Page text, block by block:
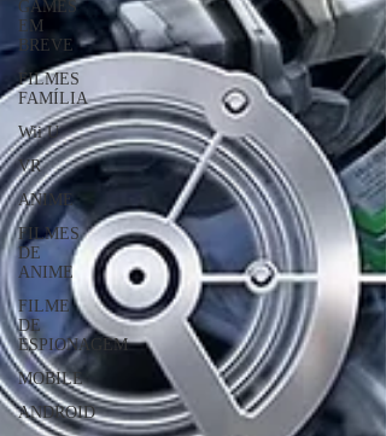
GAMES
EM
BREVE
FILMES
FAMÍLIA
Wii U
VR
ANIME
FILMES
DE
ANIME
FILME
DE
ESPIONAGEM
MOBILE
ANDROID